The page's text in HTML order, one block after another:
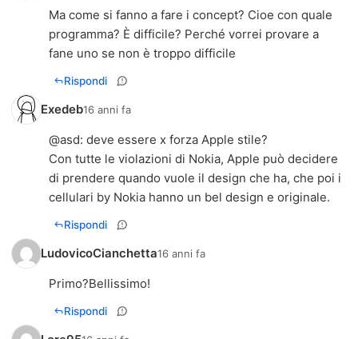
Ma come si fanno a fare i concept? Cioe con quale
programma? È difficile? Perché vorrei provare a
fane uno se non è troppo difficile
Rispondi
Exedeb16 anni fa
@asd: deve essere x forza Apple stile?
Con tutte le violazioni di Nokia, Apple può decidere
di prendere quando vuole il design che ha, che poi i
cellulari by Nokia hanno un bel design e originale.
Rispondi
LudovicoCianchetta16 anni fa
Primo?Bellissimo!
Rispondi